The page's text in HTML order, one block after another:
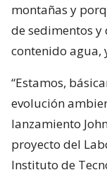
montañas y
de sedimentos
contenido agua,
“Estamos,
evolución
lanzamiento
proyecto del
Instituto de